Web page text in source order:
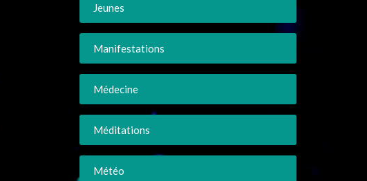
Jeunes
Manifestations
Médecine
Méditations
Météo